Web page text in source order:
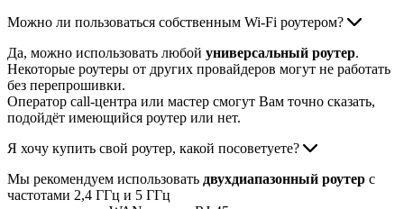
Можно ли пользоваться собственным Wi-Fi роутером?
Да, можно использовать любой универсальный роутер.
Некоторые роутеры от других провайдеров могут не работать
без перепрошивки.
Оператор call-центра или мастер смогут Вам точно сказать,
подойдёт имеющийся роутер или нет.
Я хочу купить свой роутер, какой посоветуете?
Мы рекомендуем использовать двухдиапазонный роутер с
частотами 2,4 ГГц и 5 ГГц